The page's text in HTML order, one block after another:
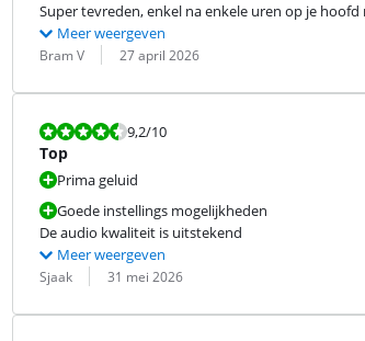
Super tevreden, enkel na enkele uren op je
Meer weergeven
Beoordeling door:
Bram V
Datum: 27 april 2026
Beoordeling is 9,2 van de 10.
9,2/10
Top
Prima geluid
Goede instellings mogelijkheden
De audio kwaliteit is uitstekend
Meer weergeven
Beoordeling door:
Sjaak
Datum: 31 mei 2026